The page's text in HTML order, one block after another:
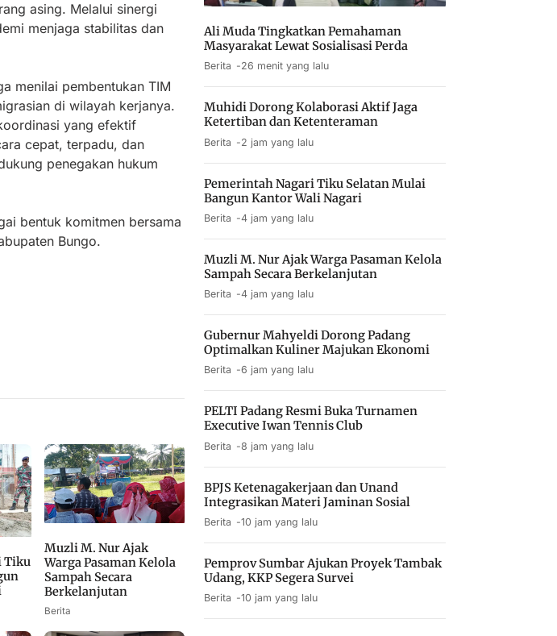
asing. Melalui sinergi
menjaga stabilitas dan
menilai pembentukan TIM
di wilayah kerjanya.
yang efektif
cepat, terpadu, dan
penegakan hukum
bentuk komitmen bersama
Bungo.
Tiku
Muzli M. Nur Ajak
Warga Pasaman Kelola
Sampah Secara
Berkelanjutan
Berita
Ali Muda Tingkatkan Pemahaman
Masyarakat Lewat Sosialisasi Perda
Berita 26 menit yang lalu
Muhidi Dorong Kolaborasi Aktif Jaga
Ketertiban dan Ketenteraman
Berita 2 jam yang lalu
Pemerintah Nagari Tiku Selatan Mulai
Bangun Kantor Wali Nagari
Berita 4 jam yang lalu
Muzli M. Nur Ajak Warga Pasaman Kelola
Sampah Secara Berkelanjutan
Berita 4 jam yang lalu
Gubernur Mahyeldi Dorong Padang
Optimalkan Kuliner Majukan Ekonomi
Berita 6 jam yang lalu
PELTI Padang Resmi Buka Turnamen
Executive Iwan Tennis Club
Berita 8 jam yang lalu
BPJS Ketenagakerjaan dan Unand
Integrasikan Materi Jaminan Sosial
Berita 10 jam yang lalu
Pemprov Sumbar Ajukan Proyek Tambak
Udang, KKP Segera Survei
Berita 10 jam yang lalu